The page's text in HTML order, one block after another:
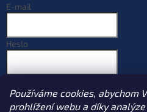
Používáme cookies, abychom
prohlížení webu a díky
E-mail
Heslo
Nová registrace
Zapomenuté heslo